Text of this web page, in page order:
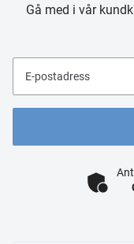
Gå med i vår
E-postadress